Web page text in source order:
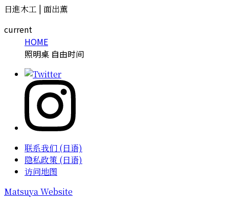
日進木工 | 面出薫
current
HOME
照明桌 自由时间
联系我们 (日语)
隐私政策 (日语)
访问地图
Matsuya Website